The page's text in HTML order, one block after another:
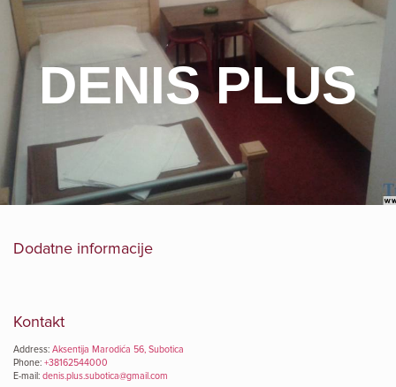
DENIS PLUS
Dodatne informacije
Kontakt
Address: Aksentija Marodića 56, Subotica
Phone: +38162544000
E-mail: denis.plus.subotica@gmail.com